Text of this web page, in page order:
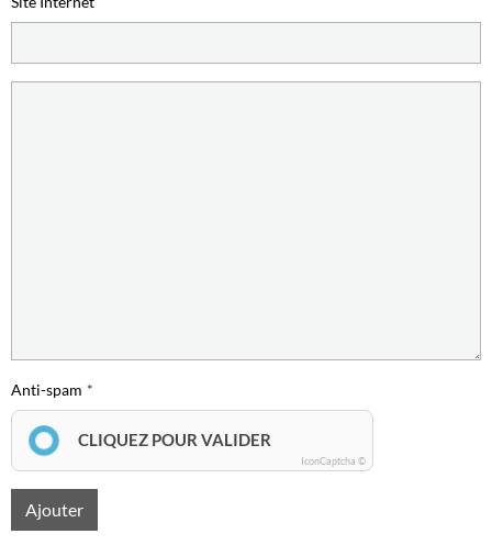
Anti-spam
CLIQUEZ POUR VALIDER
IconCaptcha ©
Ajouter